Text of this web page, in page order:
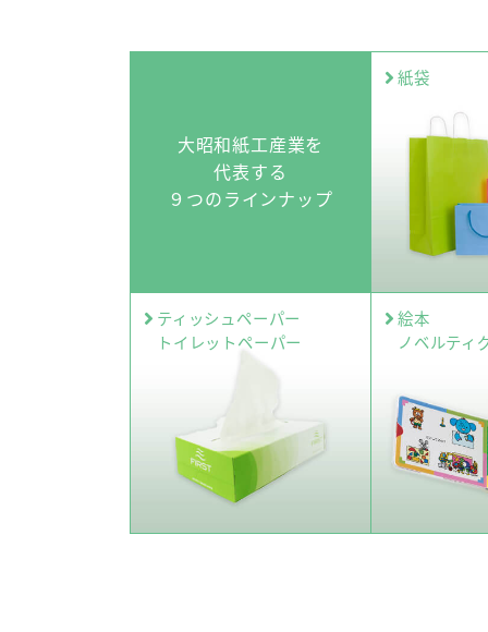
大昭和紙工産業を
代表する
９つのラインナップ
紙袋
ティッシュペーパー
トイレットペーパー
絵本
ノベルティ